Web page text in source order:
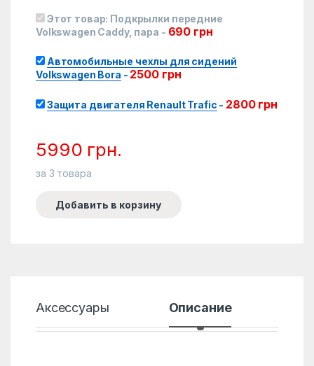
Этот товар: Подкрылки передние
Volkswagen Caddy, пара - 690 грн
Автомобильные чехлы для сидений
Volkswagen Bora - 2500 грн
Защита двигателя Renault Trafic - 2800 грн
5990 грн.
за 3 товара
Добавить в корзину
Аксессуары Описание